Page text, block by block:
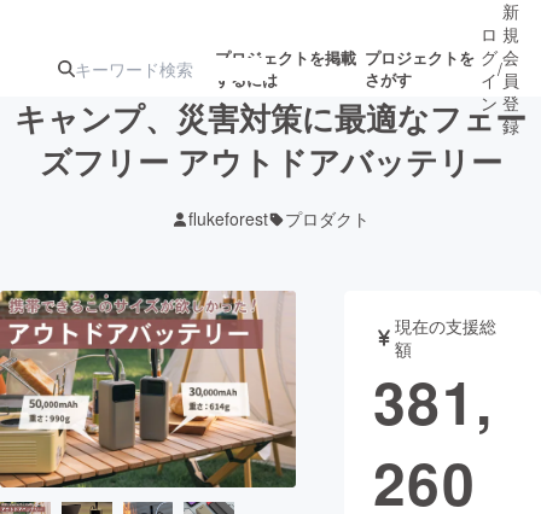
プロジェクトを掲載
するには
プロジェクトを
さがす
ジェクト
募集終了が近いプ
ロジェクト
アート・写真 音楽
テクノロジー・ガジェット ゲーム・サ
映像・映画
ロ
グ
イ
ン
/
新
規
会
員
登
録
キャンプ、災害対策に最適なフェー
ズフリー アウトドアバッテリー
flukeforest プロダクト
現在の支援総
額
381,
260